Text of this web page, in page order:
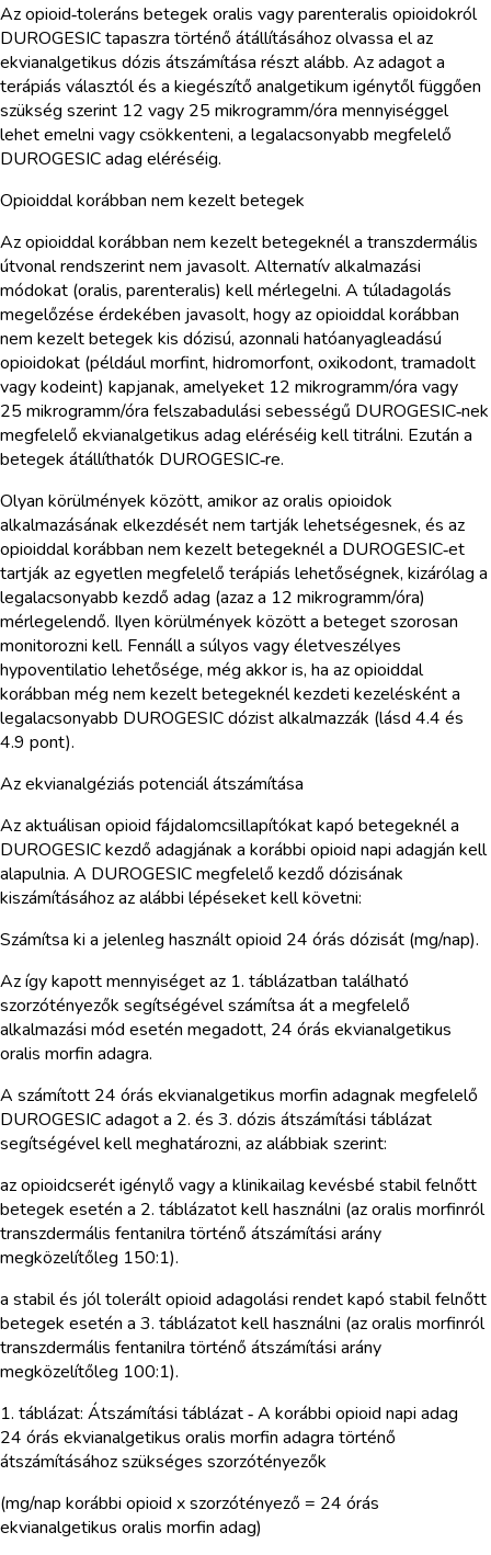
Az opioid‑toleráns betegek oralis vagy parenteralis opioidokról
DUROGESIC tapaszra történő átállításához olvassa el az
ekvianalgetikus dózis átszámítása részt alább. Az adagot a
terápiás választól és a kiegészítő analgetikum igénytől függően
szükség szerint 12 vagy 25 mikrogramm/óra mennyiséggel
lehet emelni vagy csökkenteni, a legalacsonyabb megfelelő
DUROGESIC adag eléréséig.
Opioiddal korábban nem kezelt betegek
Az opioiddal korábban nem kezelt betegeknél a transzdermális
útvonal rendszerint nem javasolt. Alternatív alkalmazási
módokat (oralis, parenteralis) kell mérlegelni. A túladagolás
megelőzése érdekében javasolt, hogy az opioiddal korábban
nem kezelt betegek kis dózisú, azonnali hatóanyagleadású
opioidokat (például morfint, hidromorfont, oxikodont, tramadolt
vagy kodeint) kapjanak, amelyeket 12 mikrogramm/óra vagy
25 mikrogramm/óra felszabadulási sebességű DUROGESIC‑nek
megfelelő ekvianalgetikus adag eléréséig kell titrálni. Ezután a
betegek átállíthatók DUROGESIC‑re.
Olyan körülmények között, amikor az oralis opioidok
alkalmazásának elkezdését nem tartják lehetségesnek, és az
opioiddal korábban nem kezelt betegeknél a DUROGESIC‑et
tartják az egyetlen megfelelő terápiás lehetőségnek, kizárólag a
legalacsonyabb kezdő adag (azaz a 12 mikrogramm/óra)
mérlegelendő. Ilyen körülmények között a beteget szorosan
monitorozni kell. Fennáll a súlyos vagy életveszélyes
hypoventilatio lehetősége, még akkor is, ha az opioiddal
korábban még nem kezelt betegeknél kezdeti kezelésként a
legalacsonyabb DUROGESIC dózist alkalmazzák (lásd 4.4 és
4.9 pont).
Az ekvianalgéziás potenciál átszámítása
Az aktuálisan opioid fájdalomcsillapítókat kapó betegeknél a
DUROGESIC kezdő adagjának a korábbi opioid napi adagján kell
alapulnia. A DUROGESIC megfelelő kezdő dózisának
kiszámításához az alábbi lépéseket kell követni:
Számítsa ki a jelenleg használt opioid 24 órás dózisát (mg/nap).
Az így kapott mennyiséget az 1. táblázatban található
szorzótényezők segítségével számítsa át a megfelelő
alkalmazási mód esetén megadott, 24 órás ekvianalgetikus
oralis morfin adagra.
A számított 24 órás ekvianalgetikus morfin adagnak megfelelő
DUROGESIC adagot a 2. és 3. dózis átszámítási táblázat
segítségével kell meghatározni, az alábbiak szerint:
az opioidcserét igénylő vagy a klinikailag kevésbé stabil felnőtt
betegek esetén a 2. táblázatot kell használni (az oralis morfinról
transzdermális fentanilra történő átszámítási arány
megközelítőleg 150:1).
a stabil és jól tolerált opioid adagolási rendet kapó stabil felnőtt
betegek esetén a 3. táblázatot kell használni (az oralis morfinról
transzdermális fentanilra történő átszámítási arány
megközelítőleg 100:1).
1. táblázat: Átszámítási táblázat ‑ A korábbi opioid napi adag
24 órás ekvianalgetikus oralis morfin adagra történő
átszámításához szükséges szorzótényezők
(mg/nap korábbi opioid x szorzótényező = 24 órás
ekvianalgetikus oralis morfin adag)